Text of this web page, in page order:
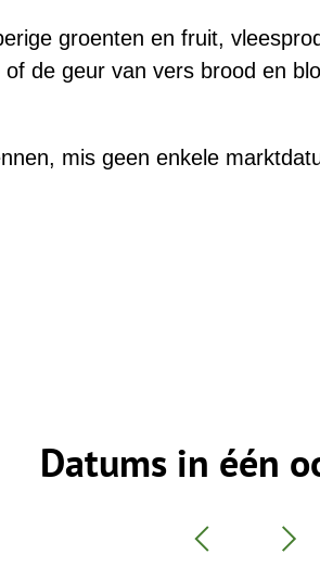
groenten en fruit,
de geur van vers brood en
mis geen enkele
Datums in één